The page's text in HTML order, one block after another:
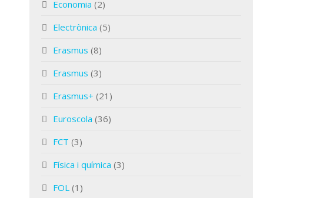
Economia (2)
Electrònica (5)
Erasmus (8)
Erasmus (3)
Erasmus+ (21)
Euroscola (36)
FCT (3)
Física i química (3)
FOL (1)